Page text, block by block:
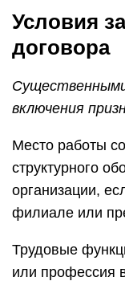
Условия
договора
включения
Место работы
структурного
организации,
филиале или
Трудовые
или профессия